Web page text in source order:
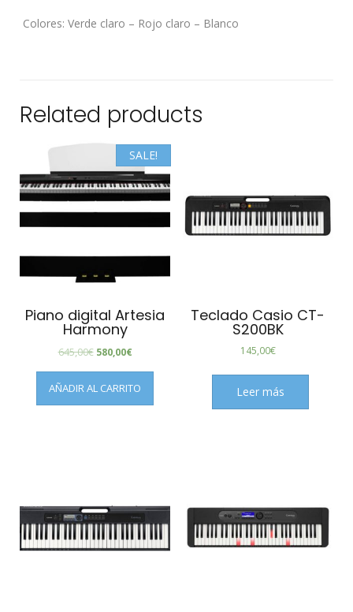
Colores: Verde claro – Rojo claro – Blanco
Related products
SALE!
Piano digital Artesia
Harmony
645,00€ 580,00€
AÑADIR AL CARRITO
Teclado Casio CT-
S200BK
145,00€
Leer más